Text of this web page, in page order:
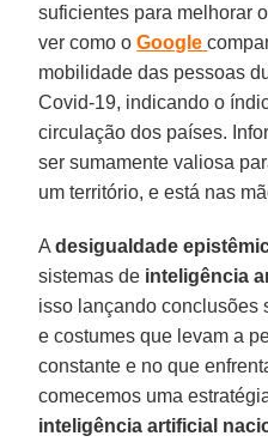
suficientes para melhorar
ver como oGoogle
mobilidade das pessoas
Covid-19, indicando o
circulação dos países.
ser sumamente valiosa
um território, e está nas
Adesigualdade
sistemas de inteligência
isso lançando conclusões
e costumes que levam a
constante e no que
comecemos uma
inteligência artificial